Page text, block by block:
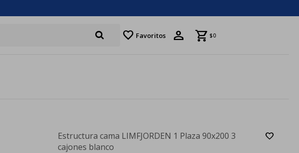
favorite Favoritos $0
Estructura cama LIMFJORDEN 1 Plaza 90x200 3
cajones blanco